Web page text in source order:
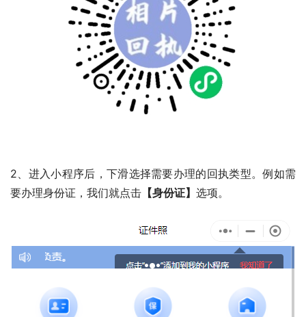
2、进入小程序后，下滑选择需要办理的回执类型。例如需
要办理身份证，我们就点击 【身份证】 选项。